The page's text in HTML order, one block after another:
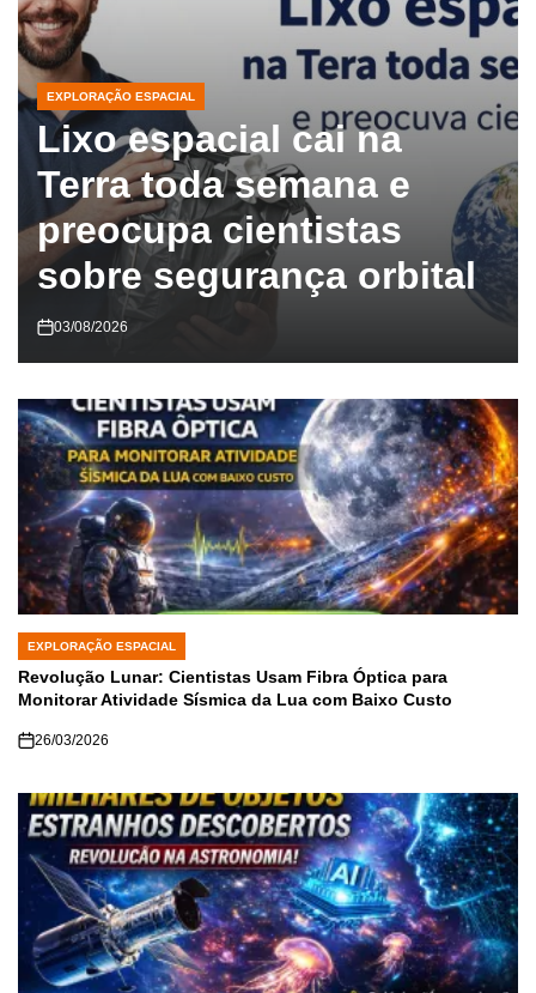
POSTED
EXPLORAÇÃO ESPACIAL
Lixo espacial cai na
Terra toda semana e
preocupa cientistas
sobre segurança orbital
03/08/2026
POSTED
IN
EXPLORAÇÃO ESPACIAL
Revolução Lunar: Cientistas Usam Fibra Óptica para
Monitorar Atividade Sísmica da Lua com Baixo Custo
26/03/2026